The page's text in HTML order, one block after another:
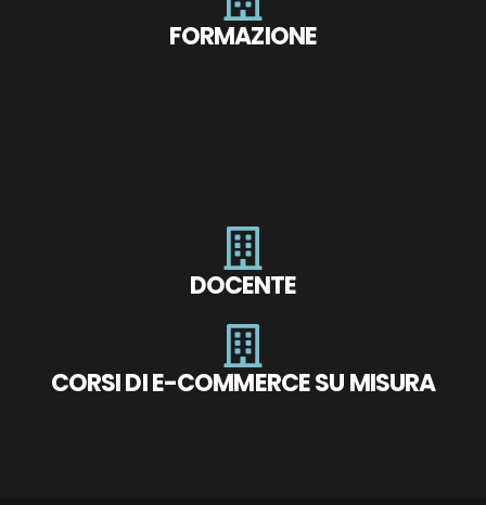
FORMAZIONE
DOCENTE
CORSI DI E-COMMERCE SU MISURA